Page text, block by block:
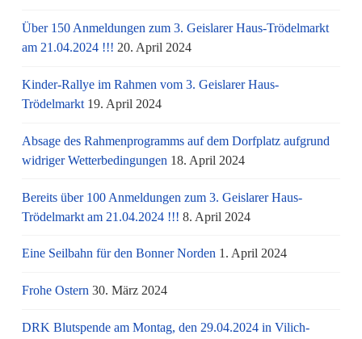
Über 150 Anmeldungen zum 3. Geislarer Haus-Trödelmarkt
am 21.04.2024 !!! 20. April 2024
Kinder-Rallye im Rahmen vom 3. Geislarer Haus-
Trödelmarkt 19. April 2024
Absage des Rahmenprogramms auf dem Dorfplatz aufgrund
widriger Wetterbedingungen 18. April 2024
Bereits über 100 Anmeldungen zum 3. Geislarer Haus-
Trödelmarkt am 21.04.2024 !!! 8. April 2024
Eine Seilbahn für den Bonner Norden 1. April 2024
Frohe Ostern 30. März 2024
DRK Blutspende am Montag, den 29.04.2024 in Vilich-